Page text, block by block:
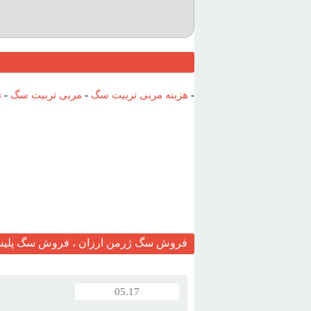
- هزینه مربی تربیت سگ - مربی تربیت سگ -
فروش سگ ژرمن ارزان ، فروش سگ
05.17